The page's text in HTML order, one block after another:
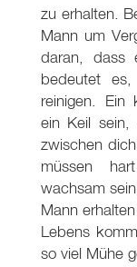
zu erhalten.
Mann um
daran, dass
bedeutet
reinigen. Ein
ein Keil
zwischen
müssen
wachsam
Mann
Lebens
so viel Mühe